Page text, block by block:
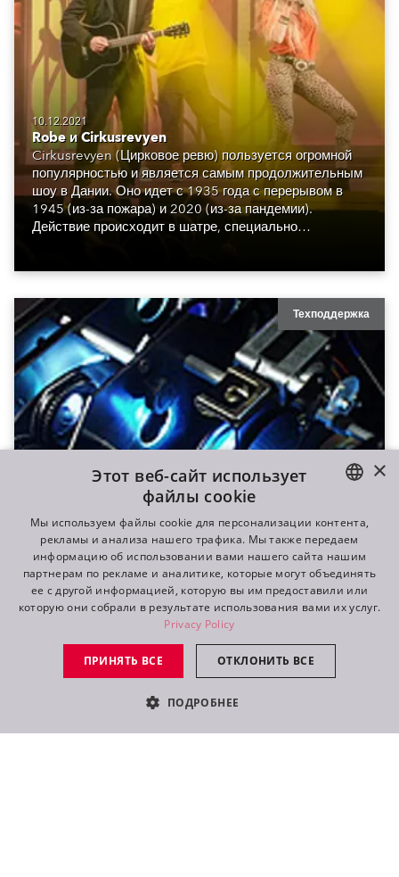
10.12.2021
Robe и Cirkusrevyen
Cirkusrevyen (Цирковое ревю) пользуется огромной
популярностью и является самым продолжительным
шоу в Дании. Оно идет с 1935 года с перерывом в
1945 (из-за пожара) и 2020 (из-за пандемии).
Действие происходит в шатре, специально
сатиры. В этом сезоне шоу впервые было освещено с
помощью Robe ESPRITE.
Техподдержка
22.10.2021
Программные улучшения тихого режима, трекинга
PosiStageNet, модулей HCF TE и пр.
В программное обеспечение приборов Robe было
имеющуюся документацию, включая руководства
ENGLISH
DE
FR
RU
×
Этот веб-сайт использует
файлы cookie
Мы используем файлы cookie для персонализации контента,
рекламы и анализа нашего трафика. Мы также передаем
информацию об использовании вами нашего сайта нашим
партнерам по рекламе и аналитике, которые могут объединять
ее с другой информацией, которую вы им предоставили или
которую они собрали в результате использования вами их услуг.
Privacy Policy
ПРИНЯТЬ ВСЕ ОТКЛОНИТЬ ВСЕ
ПОДРОБНЕЕ